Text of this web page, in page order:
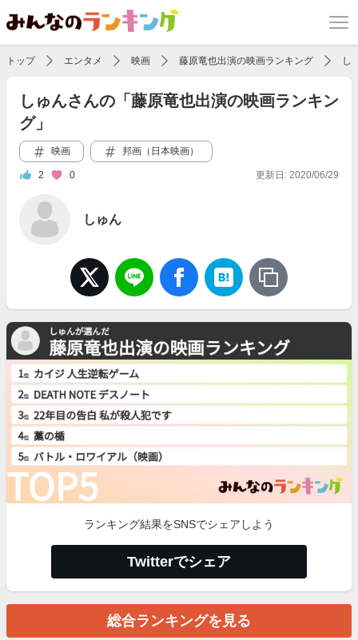
トップ エンタメ 映画 藤原竜也出演の映画ランキング し
しゅんさんの「藤原竜也出演の映画ランキン
グ」
映画 邦画（日本映画）
2 0 更新日: 2020/06/29
しゅん
ランキング結果をSNSでシェアしよう
Twitterでシェア
総合ランキングを見る